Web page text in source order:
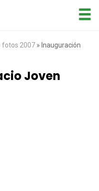
fotos 2007 » Inauguración
Joven